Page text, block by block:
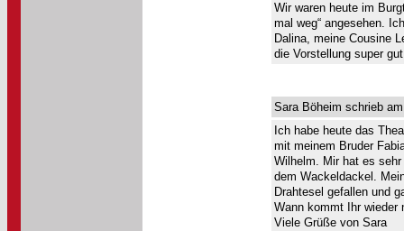
Wir waren heute im
mal weg“ angesehen.
Dalina, meine Cousine
die Vorstellung super
Sara Böheim schrieb
Ich habe heute das
mit meinem Bruder
Wilhelm. Mir hat es
dem Wackeldackel.
Drahtesel gefallen und
Wann kommt Ihr wieder
Viele Grüße von Sara